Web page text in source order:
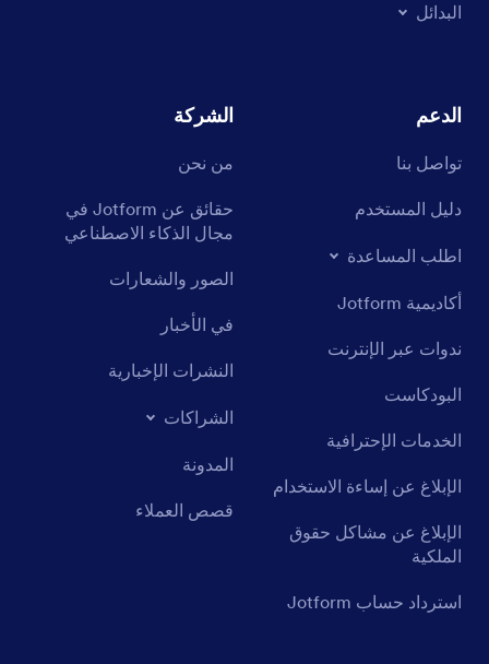
البدائل
الدعم
تواصل بنا
دليل المستخدم
اطلب المساعدة
أكاديمية Jotform
ندوات عبر الإنترنت
البودكاست
الخدمات الإحترافية
الإبلاغ عن إساءة الاستخدام
الإبلاغ عن مشاكل حقوق
الملكية
استرداد حساب Jotform
الشركة
من نحن
حقائق عن Jotform في
مجال الذكاء الاصطناعي
الصور والشعارات
في الأخبار
النشرات الإخبارية
الشراكات
المدونة
قصص العملاء